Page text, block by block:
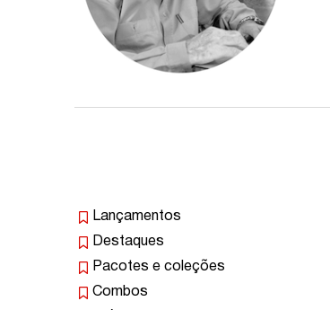
Lançamentos
Destaques
Pacotes e coleções
Combos